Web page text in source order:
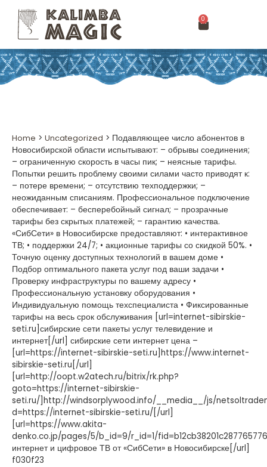
0
Home > Uncategorized > Подавляющее число абонентов в
Новосибирской области испытывают: – обрывы соединения;
– ограниченную скорость в часы пик; – неясные тарифы.
Попытки решить проблему своими силами часто приводят к:
– потере времени; – отсутствию техподдержки; –
неожиданным списаниям. Профессиональное подключение
обеспечивает: – бесперебойный сигнал; – прозрачные
тарифы без скрытых платежей; – гарантию качества.
«СибСети» в Новосибирске предоставляют: • интерактивное
ТВ; • поддержки 24/7; • акционные тарифы со скидкой 50%. •
Точную оценку доступных технологий в вашем доме •
Подбор оптимального пакета услуг под ваши задачи •
Проверку инфраструктуры по вашему адресу •
Профессиональную установку оборудования •
Индивидуальную помощь техспециалиста • Фиксированные
тарифы на весь срок обслуживания [url=internet-sibirskie-
seti.ru]сибирские сети пакеты услуг телевидение и
интернет[/url] сибирские сети интернет цена –
[url=https://internet-sibirskie-seti.ru]https://www.internet-
sibirskie-seti.ru[/url]
[url=http://oopt.w2atech.ru/bitrix/rk.php?
goto=https://internet-sibirskie-
seti.ru/]http://windsorplywood.info/__media__/js/
d=https://internet-sibirskie-seti.ru/[/url]
[url=https://www.akita-
denko.co.jp/pages/5/b_id=9/r_id=1/
интернет и цифровое ТВ от «СибСети» в Новосибирске[/url]
f030f23